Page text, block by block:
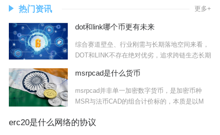
热门资讯 更多+
dot和link哪个币更有未来
综合赛道壁垒、行业刚需与长期落地空间来看，
DOT和LINK不存在绝对优劣，追求跨链生态长期
msrpcad是什么货币
msrpcad并非单一加密数字货币，是加密币种
MSR与法币CAD的组合计价标的，本质是以M
erc20是什么网络的协议